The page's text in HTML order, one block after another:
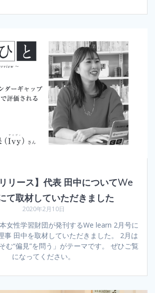
リリース】代表 田中についてWe
て取材していただきました
2020年2月10日
女性学習財団が発刊するWe learn 2月号に
事 田中を取材していただきました。 2月は
む“偏見”を問う」がテーマです。 ぜひご覧
になってください。